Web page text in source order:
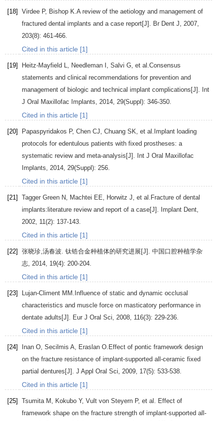
[18] Virdee P, Bishop K.A review of the aetiology and management of
fractured dental implants and a case report[J]. Br Dent J, 2007,
203(8): 461-466.
Cited in this article [1]
[19] Heitz-Mayfield L, Needleman , Salvi G, et al.Consensus
statements and clinical recommendations for prevention and
management of biologic and technical implant complications[J]. Int
J Oral Maxillofac Implants, 2014, 29(Suppl): 346-350.
Cited in this article [1]
[20] Papaspyridakos P, Chen CJ, Chuang SK, et al.Implant loading
protocols for edentulous patients with fixed prostheses: a
systematic review and meta-analysis[J]. Int J Oral Maxillofac
Implants, 2014, 29(Suppl): 256.
Cited in this article [1]
[21] Tagger Green N, Machtei EE, Horwitz J, et al.Fracture of dental
implants:literature review and report of a case[J]. Implant Dent,
2002, 11(2): 137-143.
Cited in this article [1]
[22] 张晓珍,汤春波. 钛锆合金种植体的研究进展[J]. 中国口腔种植学杂
志, 2014, 19(4): 200-204.
Cited in this article [1]
[23] Lujan-Climent MM. Influence of static and dynamic occlusal
characteristics and muscle force on masticatory performance in
dentate adults[J]. Eur J Oral Sci, 2008, 116(3): 229-236.
Cited in this article [1]
[24] Inan O, Secilmis A, Eraslan O. Effect of pontic framework design
on the fracture resistance of implant-supported all-ceramic fixed
partial dentures[J]. J Appl Oral Sci, 2009, 17(5): 533-538.
Cited in this article [1]
[25] Tsumita M , Kokubo Y, Vult von Steyern P, et al. Effect of
framework shape on the fracture strength of implant-supported all-